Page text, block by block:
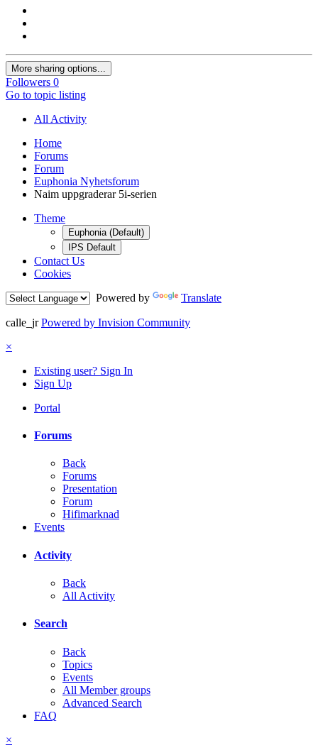
More sharing options...
Followers 0
Go to topic listing
All Activity
Home
Forums
Forum
Euphonia Nyhetsforum
Naim uppgraderar 5i-serien
Theme
Euphonia (Default)
IPS Default
Contact Us
Cookies
Powered by
Translate
calle_jr Powered by Invision Community
×
Existing user? Sign In
Sign Up
Portal
Forums
Back
Forums
Presentation
Forum
Hifimarknad
Events
Activity
Back
All Activity
Search
Back
Topics
Events
All Member groups
Advanced Search
FAQ
×